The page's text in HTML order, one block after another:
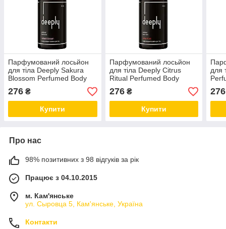
Парфумований лосьйон
для тіла Deeply Sakura
Blossom Perfumed Body
Lotion 300 мл
276 ₴
Купити
Парфумований лосьйон
для тіла Deeply Citrus
Ritual Perfumed Body
Lotion 300 мл
276₴
Купити
для
мл
276
Про нас
98% позитивних з 98 відгуків за рік
Працює з 04.10.2015
м. Кам'янське
ул. Сыровца 5, Кам'янське, Україна
Контакти